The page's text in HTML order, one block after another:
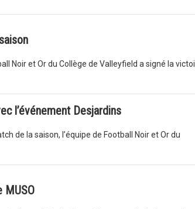
Noir et Or du Collège de Valleyfield a signé la
l’événement Desjardins
de la saison, l’équipe de Football Noir et Or du
MUSO